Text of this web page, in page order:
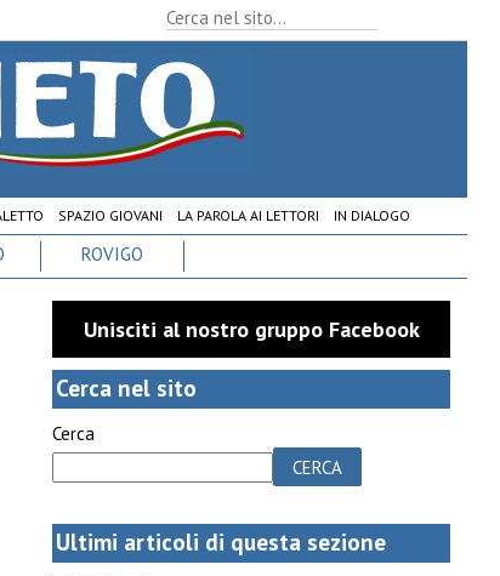
SPAZIO GIOVANI LA PAROLA AI LETTORI IN DIALOGO
ROVIGO
Unisciti al nostro gruppo Facebook
Cerca nel sito
Cerca
CERCA
Ultimi articoli di questa sezione